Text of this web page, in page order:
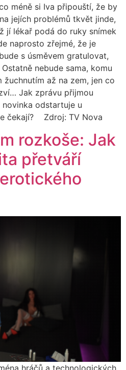
méně si Iva připouští, že by
jejích problémů tkvět jinde,
jí lékař podá do ruky snímek
naprosto zřejmé, že je
s úsměvem gratulovat,
nebude sama, komu
žuchnutím až na zem, jen co
Jak zprávu přijmou
odstartuje u
čekají? Zdroj: TV Nova
rozkoše: Jak
přetváří